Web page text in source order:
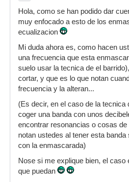
Hola, como se han podido dar
muy enfocado a esto de los
ecualizacion
Mi duda ahora es, como hacen
una frecuencia que esta
suelo usar la tecnica de el
cortar, y que es lo que notan
frecuencia y la alteran...
(Es decir, en el caso de la tecnica
coger una banda con unos
encontrar resonancias o cosas
notan ustedes al tener esta
con la enmascarada)
Nose si me explique bien, el caso
que puedan